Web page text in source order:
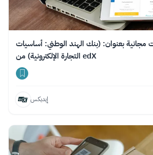
مجانية بعنوان: (بنك الهند الوطني: أساسيات
التجارة الإلكترونية) من edX
إيديكس